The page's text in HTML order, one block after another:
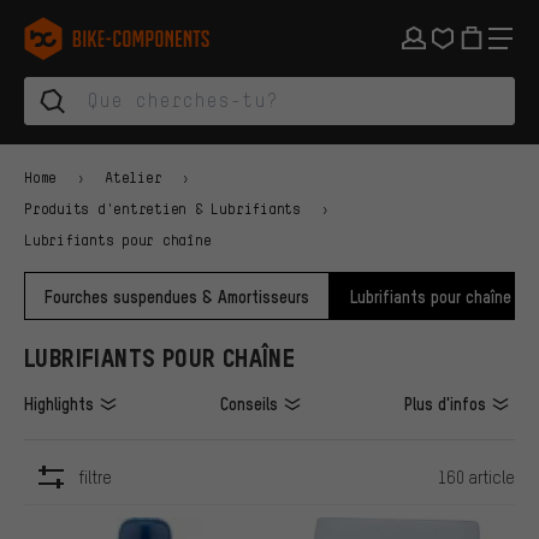
Aller à la navigation principale
Aller à la navigation des catégories
Aller au contenu
Aller aux marques et à la newsletter
Aller au pied de page
bike-components.de Page d'accueil
Home Atelier
Produits d'entretien & Lubrifiants
Lubrifiants pour chaîne
Fourches suspendues & Amortisseurs Lubrifiants pour chaîne
LUBRIFIANTS POUR CHAÎNE
Highlights Conseils Plus d'infos
filtre 160 article